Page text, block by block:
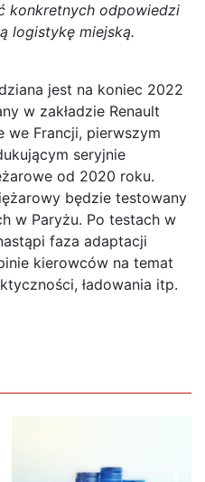
konkretnych odpowiedzi
logistykę miejską.
jest na koniec 2022
w zakładzie Renault
we Francji, pierwszym
seryjnie
od 2020 roku.
będzie testowany
w Paryżu. Po testach w
faza adaptacji
kierowców na temat
ładowania itp.